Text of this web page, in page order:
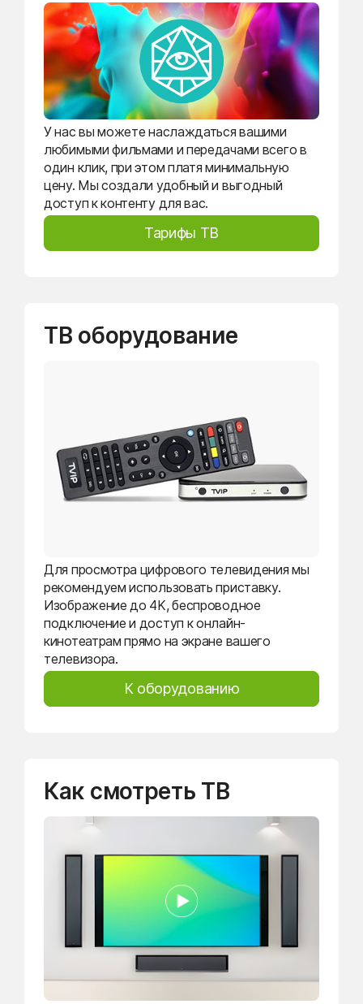
У нас вы можете наслаждаться вашими
любимыми фильмами и передачами всего в
один клик, при этом платя минимальную
цену. Мы создали удобный и выгодный
доступ к контенту для вас.
Тарифы ТВ
ТВ оборудование
Для просмотра цифрового телевидения мы
рекомендуем использовать приставку.
Изображение до 4K, беспроводное
подключение и доступ к онлайн-
кинотеатрам прямо на экране вашего
телевизора.
К оборудованию
Как смотреть ТВ